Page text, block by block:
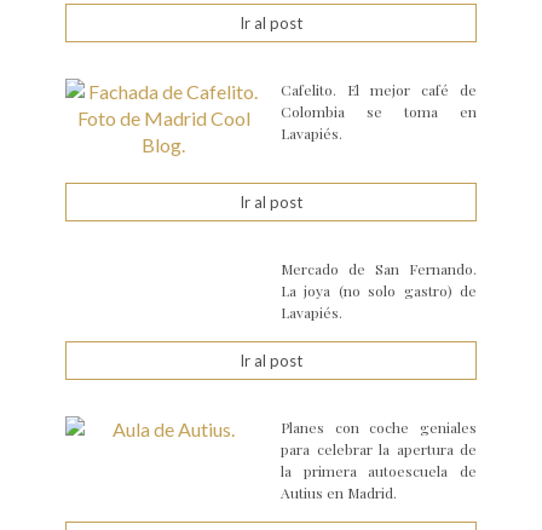
Ir al post
Cafelito. El mejor café de
Colombia se toma en
Lavapiés.
Ir al post
Mercado de San Fernando.
La joya (no solo gastro) de
Lavapiés.
Ir al post
Planes con coche geniales
para celebrar la apertura de
la primera autoescuela de
Autius en Madrid.